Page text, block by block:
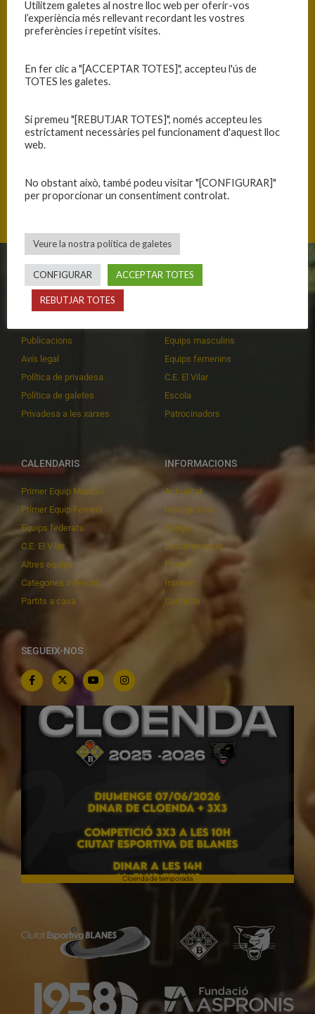
Passeig Països Catalans, 17190 Salt, Catalunya
CLUB
Història
Publicacions
Avís legal
Política de privadesa
Política de galetes
Privadesa a les xarxes
EQUIPS
Equips masculins
Equips femenins
C.E. El Vilar
Escola
Patrocinadors
CALENDARIS
Primer Equip Masculí
Primer Equip Femení
Equips federats
C.E. El Vilar
Altres equips
Categories inferiors
Partits a casa
INFORMACIONS
Actualitat
Inscripcions
Botiga
Documentació
Playoff
Intranet
Contacte
SEGUEIX-NOS
Cloenda de temporada
Utilitzem galetes al nostre lloc web per oferir-vos
l’experiència més rellevant recordant les vostres
preferències i repetint visites.
En fer clic a "[ACCEPTAR TOTES]", accepteu l'ús de
TOTES les galetes.
Si premeu "[REBUTJAR TOTES]", només accepteu les
estrictament necessàries pel funcionament d'aquest lloc
web.
No obstant això, també podeu visitar "[CONFIGURAR]"
per proporcionar un consentiment controlat.
Veure la nostra política de galetes
CONFIGURAR ACCEPTAR TOTES
REBUTJAR TOTES